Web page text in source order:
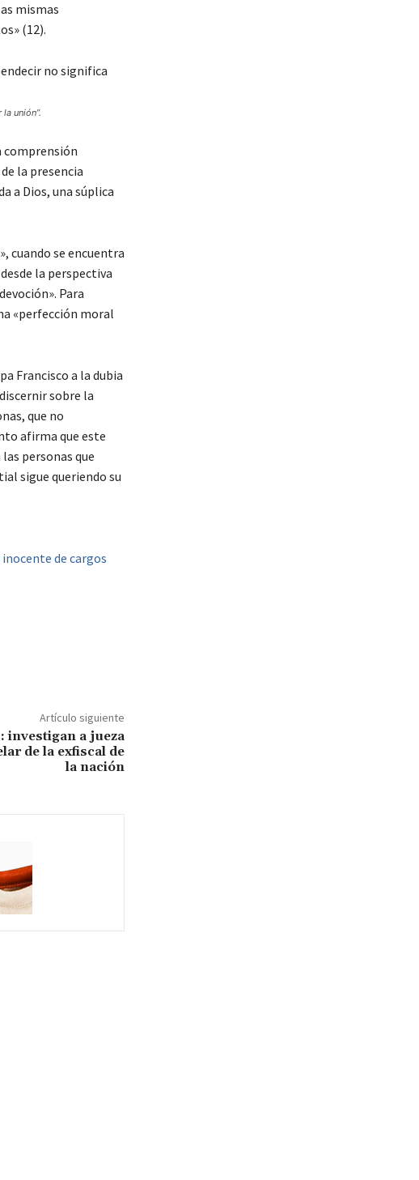
mismas
(12).
unión”.
comprensión
la presencia
a Dios, una súplica
cuando se encuentra
la perspectiva
Para
«perfección moral
Francisco a la dubia
sobre la
que no
afirma que este
personas que
sigue queriendo su
de cargos
Artículo siguiente
investigan a jueza
de la exfiscal de
la nación